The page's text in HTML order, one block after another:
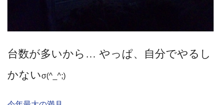
台数が多いから… やっぱ、自分でやるし
かないσ(^_^;)